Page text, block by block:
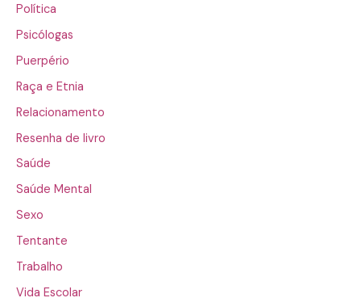
Política
Psicólogas
Puerpério
Raça e Etnia
Relacionamento
Resenha de livro
Saúde
Saúde Mental
Sexo
Tentante
Trabalho
Vida Escolar